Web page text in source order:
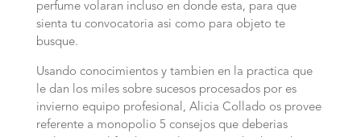
perfume volaran incluso en donde esta, para que
sienta tu convocatoria asi­ como para objeto te
busque.
Usando conocimientos y tambien en la practica que
le dan los miles sobre sucesos procesados por es
invierno equipo profesional, Alicia Collado os provee
referente a monopolio 5 consejos que deberias